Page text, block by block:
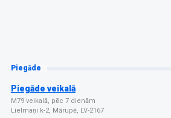
Piegāde
Piegāde veikalā
M79 veikalā, pēc 7 dienām
Lielmaņi k-2, Mārupē, LV-2167